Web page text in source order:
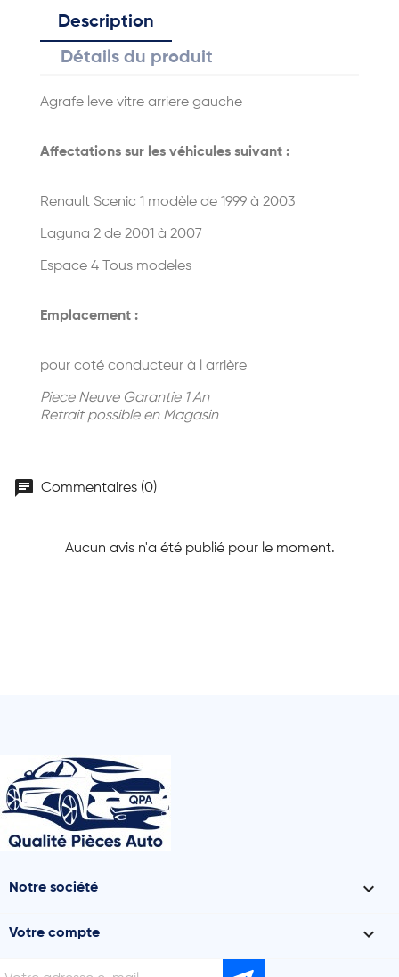
Description
Détails du produit
Agrafe leve vitre arriere gauche
Affectations sur les véhicules suivant :
Renault Scenic 1 modèle de 1999 à 2003
Laguna 2 de 2001 à 2007
Espace 4 Tous modeles
Emplacement :
pour coté conducteur à l arrière
Piece Neuve Garantie 1 An
Retrait possible en Magasin
chat Commentaires (0)
Aucun avis n'a été publié pour le moment.
Notre société 
Votre compte 